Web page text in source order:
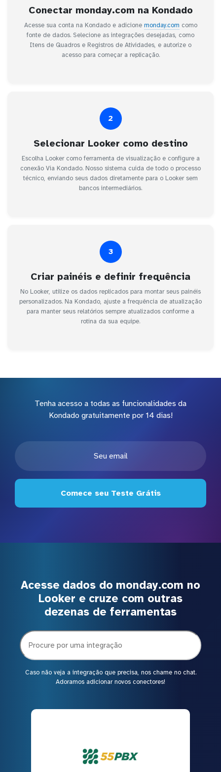
Conectar monday.com na Kondado
Acesse sua conta na Kondado e adicione monday.com como
fonte de dados. Selecione as integrações desejadas, como
Itens de Quadros e Registros de Atividades, e autorize o
acesso para começar a replicação.
2
Selecionar Looker como destino
Escolha Looker como ferramenta de visualização e configure a
conexão Via Kondado. Nosso sistema cuida de todo o processo
técnico, enviando seus dados diretamente para o Looker sem
bancos intermediários.
3
Criar painéis e definir frequência
No Looker, utilize os dados replicados para montar seus painéis
personalizados. Na Kondado, ajuste a frequência de atualização
para manter seus relatórios sempre atualizados conforme a
rotina da sua equipe.
Tenha acesso a todas as funcionalidades da
Kondado gratuitamente por 14 dias!
Comece seu Teste Grátis
Acesse dados do monday.com no
Looker e cruze com outras
dezenas de ferramentas
Caso não veja a integração que precisa, nos chame no chat.
Adoramos adicionar novos conectores!